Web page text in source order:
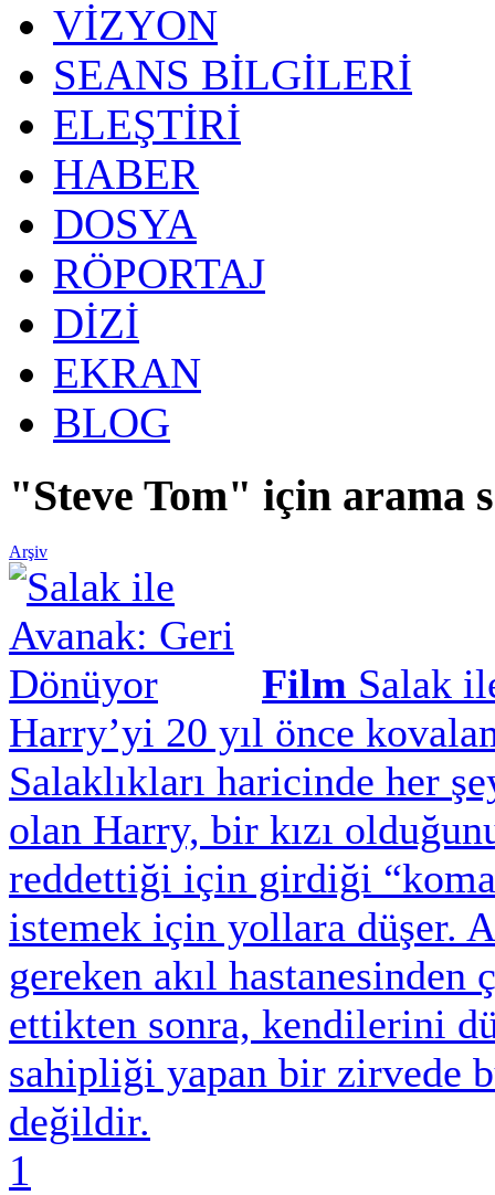
VİZYON
SEANS BİLGİLERİ
ELEŞTİRİ
HABER
DOSYA
RÖPORTAJ
DİZİ
EKRAN
BLOG
"Steve Tom" için arama
Arşiv
Film Salak
Harry’yi 20 yıl önce
Salaklıkları haricinde her
olan Harry, bir kızı
reddettiği için girdiği
istemek için yollara düşer.
gereken akıl hastanesinden
ettikten sonra, kendilerini
sahipliği yapan bir zirvede
değildir.
1